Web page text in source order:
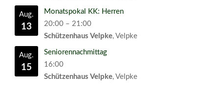
Aug.
13
Monatspokal KK: Herren
20:00 – 21:00
Schützenhaus Velpke, Velpke
Aug.
15
Seniorennachmittag
16:00
Schützenhaus Velpke, Velpke